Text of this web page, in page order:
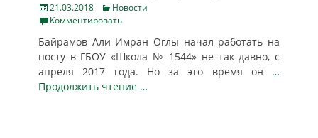
Posted
on
21.03.2018 Categories
Новости
Комментировать
Байрамов Али Имран Оглы начал работать на
посту в ГБОУ «Школа № 1544» не так давно, с
апреля 2017 года. Но за это время он …
Продолжить чтение …